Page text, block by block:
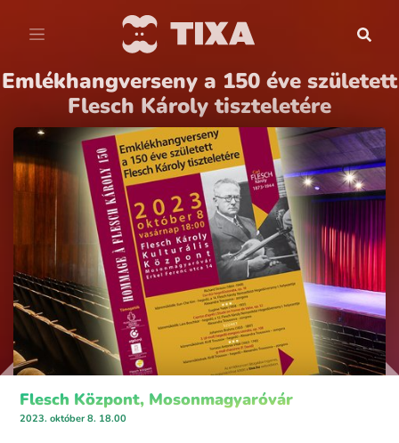
Emlékhangverseny a 150 éve született
Flesch Károly tiszteletére
Flesch Központ, Mosonmagyaróvár
2023. október 8. 18.00